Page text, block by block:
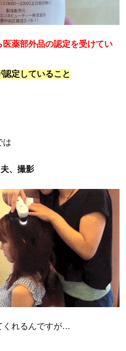
医薬部外品の認定を受けてい
定していること
は
夫、撮影
くれるんですが…